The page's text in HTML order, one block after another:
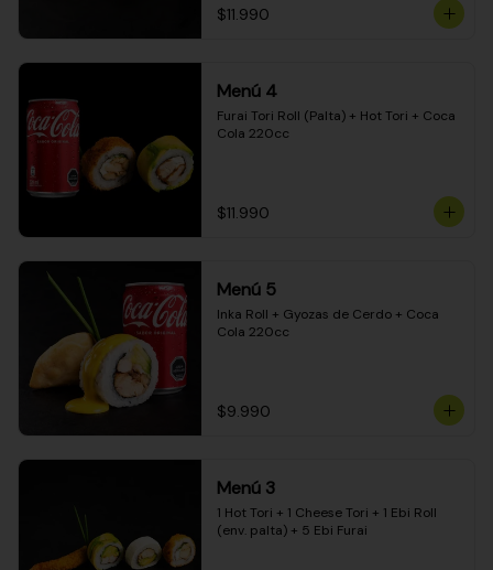
$11.990
Menú 4
Furai Tori Roll (Palta) + Hot Tori + Coca
Cola 220cc
$11.990
Menú 5
Inka Roll + Gyozas de Cerdo + Coca
Cola 220cc
$9.990
Menú 3
1 Hot Tori + 1 Cheese Tori + 1 Ebi Roll
(env. palta) + 5 Ebi Furai